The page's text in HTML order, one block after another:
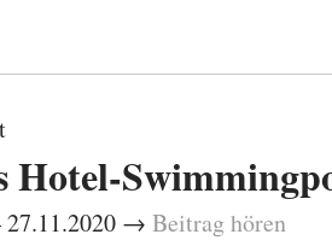
Hotel-
27.11.2020 → Beitrag hören